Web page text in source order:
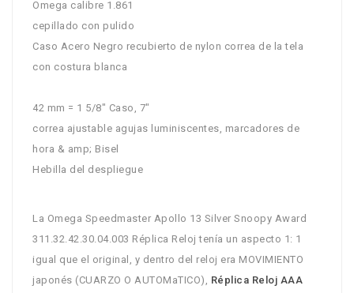
Omega calibre 1.861
cepillado con pulido
Caso Acero Negro recubierto de nylon correa de la tela
con costura blanca
42 mm = 1 5/8" Caso, 7"
correa ajustable agujas luminiscentes, marcadores de
hora & amp; Bisel
Hebilla del despliegue
La Omega Speedmaster Apollo 13 Silver Snoopy Award
311.32.42.30.04.003 Réplica Reloj tenía un aspecto 1: 1
igual que el original, y dentro del reloj era MOVIMIENTO
japonés (CUARZO O AUTOMaTICO), Réplica Reloj AAA